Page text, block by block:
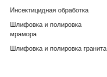
Инсектицидная обработка
Шлифовка и полировка
мрамора
Шлифовка и полировка гранита